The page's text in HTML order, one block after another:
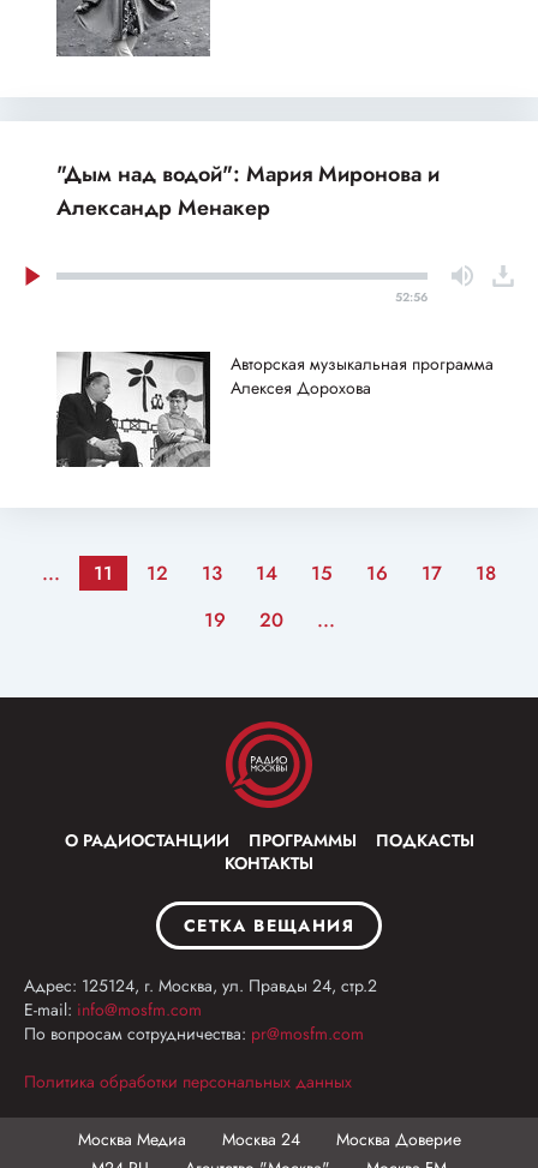
"Дым над водой": Мария Миронова и
Александр Менакер
52:56
Авторская музыкальная программа
Алексея Дорохова
... 11 12 13 14 15 16 17
18
19
20 ...
О РАДИОСТАНЦИИ ПРОГРАММЫ
ПОДКАСТЫ
КОНТАКТЫ
СЕТКА ВЕЩАНИЯ
Адрес: 125124, г. Москва, ул. Правды 24, стр.2
E-mail: info@mosfm.com
По вопросам сотрудничества: pr@mosfm.com
Политика обработки персональных данных
Москва Медиа Москва 24
Москва Доверие